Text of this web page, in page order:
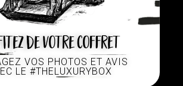
de votre coffret
VOS PHOTOS ET AVIS
LE #THELUXURYBOX